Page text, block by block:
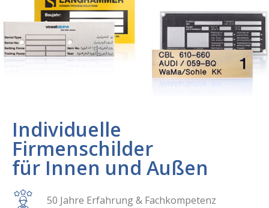
Individuelle
Firmenschilder
für Innen und Außen
50 Jahre Erfahrung & Fachkompetenz